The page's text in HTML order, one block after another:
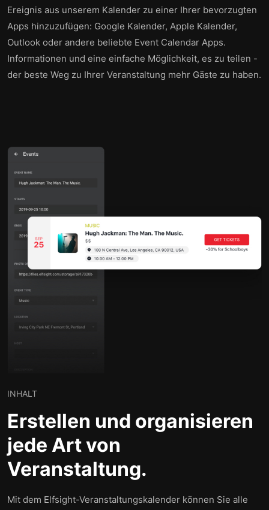
Ereignis aus unserem Kalender zu einer Ihrer bevorzugten
Apps hinzuzufügen: Google Kalender, Apple Kalender,
Outlook oder andere beliebte Event Calendar Apps.
Informationen und eine einfache Möglichkeit, es zu teilen -
der beste Weg zu Ihrer Veranstaltung mehr Gäste zu haben.
INHALT
Erstellen und organisieren
jede Art von
Veranstaltung.
Mit dem Elfsight-Veranstaltungskalender können Sie alle